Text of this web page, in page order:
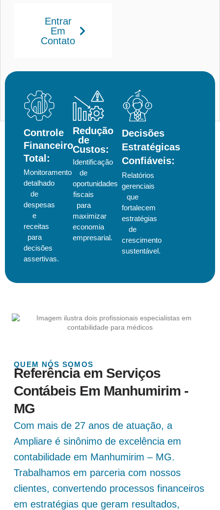
Entrar
Em
Contato
Controle
Financeiro
Total:
Monitoramento
detalhado
de
despesas
e
receitas
para
decisões
assertivas.
Redução
de
Custos:
Identificação
de
oportunidades
fiscais
para
maximizar
economia
empresarial.
Decisões
Estratégicas
Confiáveis:
Relatórios
gerenciais
que
fortalecem
estratégias
de
crescimento
sustentável.
QUEM NÓS SOMOS
Referência em Serviços
Contábeis Em Manhumirim -
MG
Com mais de 27 anos de atuação, a
Ampliare é sinônimo de excelência em
contabilidade em Manhumirim – MG.
Trabalhamos em parceria com nossos
clientes, convertendo processos financeiros
em estratégias que geram resultados,